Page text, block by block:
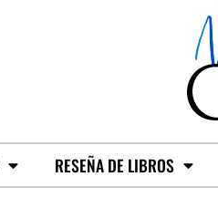
RESEÑA DE LIBROS